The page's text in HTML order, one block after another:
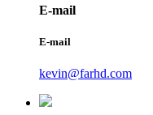
E-mail
E-mail
kevin@farhd.com